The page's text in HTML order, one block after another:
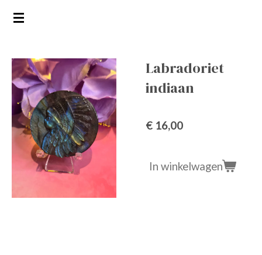
Ga
de
hoofdinhoud
Labradoriet
indiaan
€ 16,00
In winkelwagen